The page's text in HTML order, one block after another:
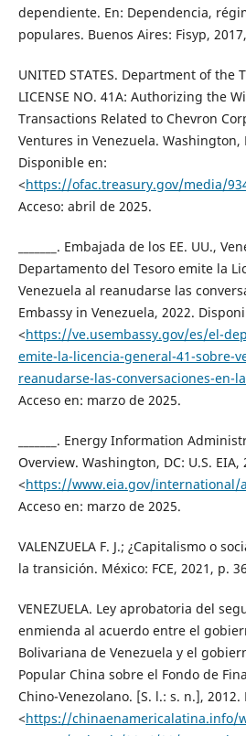
dependiente. En: Dependencia,
populares. Buenos Aires: Fisyp,
UNITED STATES. Department of the
LICENSE NO. 41A: Authorizing the
Transactions Related to Chevron
Ventures in Venezuela. Washington,
Disponible en:
<https://ofac.treasury.gov/media/
Acceso: abril de 2025.
_______. Embajada de los EE. UU.,
Departamento del Tesoro emite la
Venezuela al reanudarse las
Embassy in Venezuela, 2022.
<https://ve.usembassy.gov/es/el-
emite-la-licencia-general-41-sobre-
reanudarse-las-conversaciones-en-
Acceso en: marzo de 2025.
_______. Energy Information
Overview. Washington, DC: U.S.
<https://www.eia.gov/international/
Acceso en: marzo de 2025.
VALENZUELA F. J.; ¿Capitalismo o
la transición. México: FCE, 2021, p.
VENEZUELA. Ley aprobatoria del
enmienda al acuerdo entre el
Bolivariana de Venezuela y el
Popular China sobre el Fondo de
Chino-Venezolano. [S. l.: s. n.],
<https://chinaenamericalatina.info/